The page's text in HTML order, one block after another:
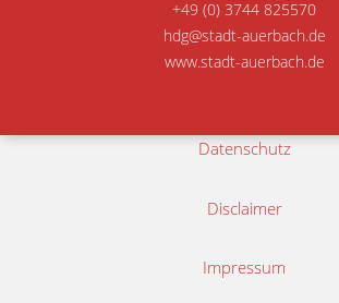
+49 (0) 3744 825570
hdg@stadt-auerbach.de
www.stadt-auerbach.de
Datenschutz
Disclaimer
Impressum